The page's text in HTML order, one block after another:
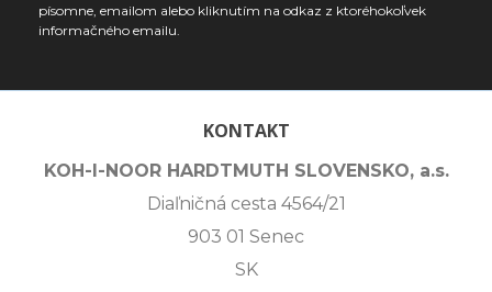
písomne, emailom alebo kliknutím na odkaz z ktoréhokoľvek
informačného emailu.
KONTAKT
KOH-I-NOOR HARDTMUTH SLOVENSKO, a.s.
Diaľničná cesta 4564/21
903 01 Senec
SK